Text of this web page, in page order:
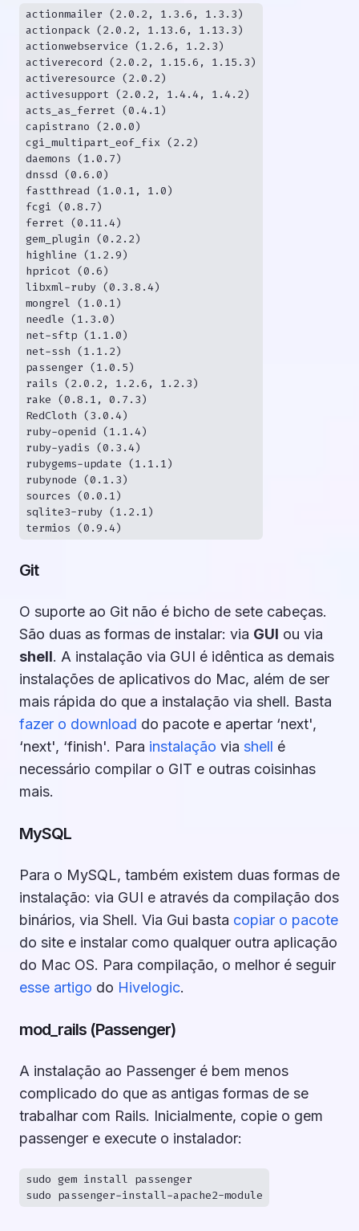
actionmailer (2.0.2, 1.3.6, 1.3.3)
actionpack (2.0.2, 1.13.6, 1.13.3)
actionwebservice (1.2.6, 1.2.3)
activerecord (2.0.2, 1.15.6, 1.15.3)
activeresource (2.0.2)
activesupport (2.0.2, 1.4.4, 1.4.2)
acts_as_ferret (0.4.1)
capistrano (2.0.0)
cgi_multipart_eof_fix (2.2)
daemons (1.0.7)
dnssd (0.6.0)
fastthread (1.0.1, 1.0)
fcgi (0.8.7)
ferret (0.11.4)
gem_plugin (0.2.2)
highline (1.2.9)
hpricot (0.6)
libxml-ruby (0.3.8.4)
mongrel (1.0.1)
needle (1.3.0)
net-sftp (1.1.0)
net-ssh (1.1.2)
passenger (1.0.5)
rails (2.0.2, 1.2.6, 1.2.3)
rake (0.8.1, 0.7.3)
RedCloth (3.0.4)
ruby-openid (1.1.4)
ruby-yadis (0.3.4)
rubygems-update (1.1.1)
rubynode (0.1.3)
sources (0.0.1)
sqlite3-ruby (1.2.1)
Git
O suporte ao Git não é bicho de sete cabeças.
São duas as formas de instalar: via GUI ou via
shell. A instalação via GUI é idêntica as demais
instalações de aplicativos do Mac, além de ser
mais rápida do que a instalação via shell. Basta
fazer o download do pacote e apertar ‘next',
‘next', ‘finish'. Para instalação via shell é
necessário compilar o GIT e outras coisinhas
mais.
MySQL
Para o MySQL, também existem duas formas de
instalação: via GUI e através da compilação dos
binários, via Shell. Via Gui basta copiar o pacote
do site e instalar como qualquer outra aplicação
do Mac OS. Para compilação, o melhor é seguir
esse artigo do Hivelogic.
mod_rails (Passenger)
A instalação ao Passenger é bem menos
complicado do que as antigas formas de se
trabalhar com Rails. Inicialmente, copie o gem
passenger e execute o instalador:
sudo gem install passenger